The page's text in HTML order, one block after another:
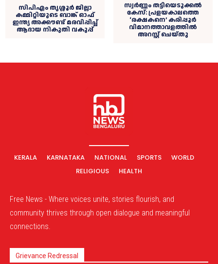
സിപിഎം തൃശ്ശൂര്‍ ജില്ലാ
കമ്മിറ്റിയുടെ ബാങ്ക് ഓഫ്
ഇന്ത്യ അക്കൗണ്ട് മരവിപ്പിച്ച്
ആദായ നികുതി വകുപ്പ്
സ്വർണ്ണം തട്ടിയെടുക്കൽ
കേസ്: പ്രളയകാലത്തെ
‘രക്ഷകനെ’ കരിപ്പൂർ
വിമാനത്താവളത്തിൽ
അറസ്റ്റ് ചെയ്തു
KERALA KARNATAKA NATIONAL SPORTS
WORLD
RELIGIOUS
HEALTH
Free News - Where voices unite, stories flourish, and
community thrives through open dialogue and meaningful
connections.
Grievance Redressal